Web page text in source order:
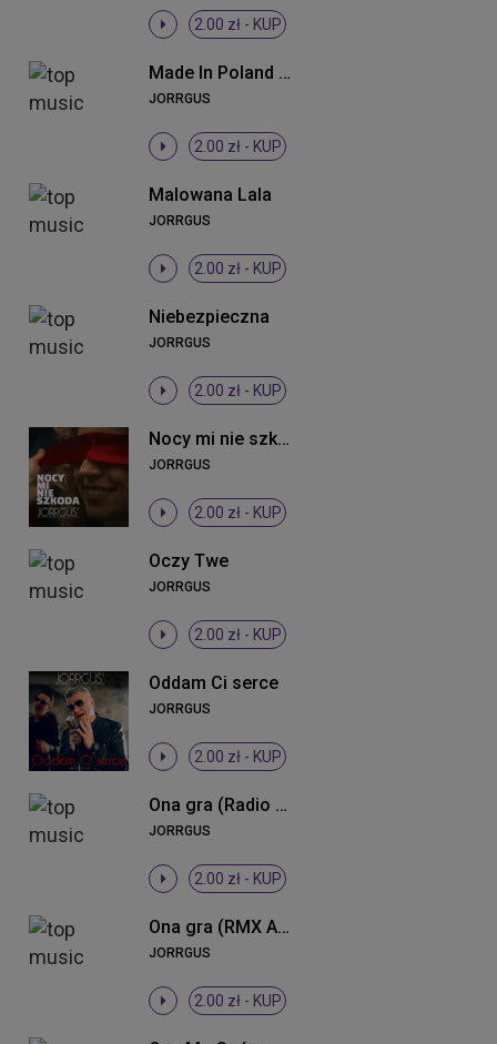
2.00 zł - KUP
Made In Poland (Radio Edit)
JORRGUS
2.00 zł - KUP
Malowana Lala
JORRGUS
2.00 zł - KUP
Niebezpieczna
JORRGUS
2.00 zł - KUP
Nocy mi nie szkoda
JORRGUS
2.00 zł - KUP
Oczy Twe
JORRGUS
2.00 zł - KUP
Oddam Ci serce
JORRGUS
2.00 zł - KUP
Ona gra (Radio Edit)
JORRGUS
2.00 zł - KUP
Ona gra (RMX Alchemist Project)
JORRGUS
2.00 zł - KUP